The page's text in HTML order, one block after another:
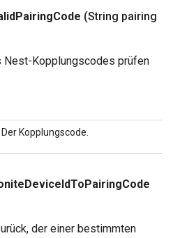
PairingCode (String pairing
Nest-Kopplungscodes prüfen
Der Kopplungscode.
DeviceIdToPairingCode
der einer bestimmten